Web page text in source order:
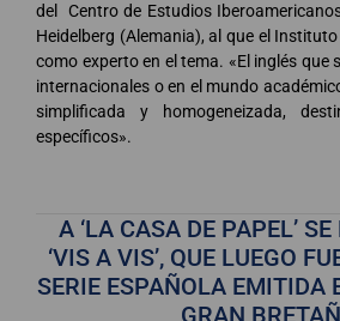
del Centro de Estudios
Heidelberg (Alemania), al que el
como experto en el tema. «El inglés que
internacionales o en el mundo
simplificada y homogeneizada,
específicos».
A ‘LA CASA DE PAPEL’
‘VIS A VIS’, QUE LUEGO
SERIE ESPAÑOLA EMITIDA
GRAN